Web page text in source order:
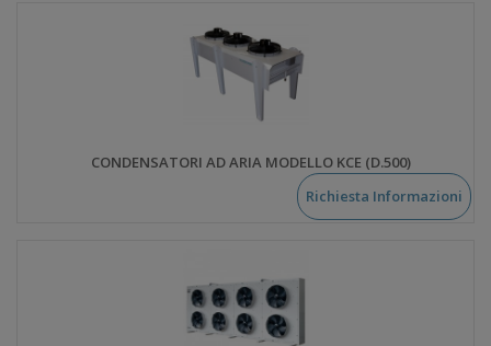
CONDENSATORI AD ARIA MODELLO KCE (D.500)
Richiesta Informazioni